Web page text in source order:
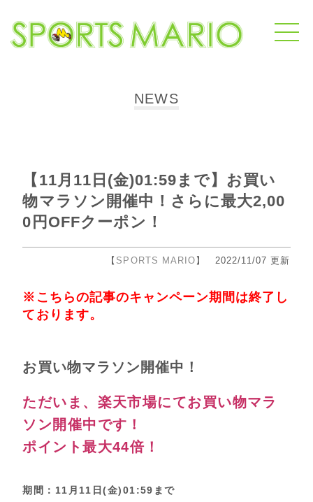
NEWS
【11月11日(金)01:59まで】お買い
物マラソン開催中！さらに最大2,00
0円OFFクーポン！
【 SPORTS MARIO 】 2022/11/07 更新
※こちらの記事のキャンペーン期間は終了し
ております。
お買い物マラソン開催中！
ただいま、楽天市場にてお買い物マラ
ソン開催中です！
ポイント最大44倍！
期間：11月11日(金)01:59まで